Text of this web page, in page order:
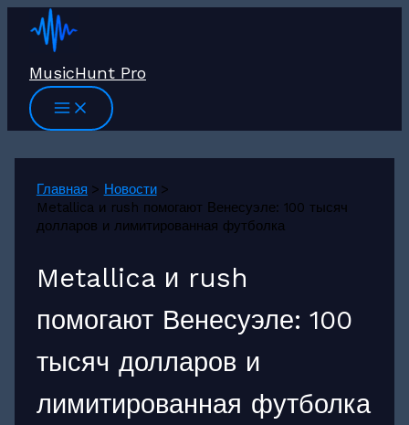
Перейти
MusicHunt Pro
Главная
Новости
Metallica и rush помогают Венесуэле: 100 тысяч
долларов и лимитированная футболка
Metallica и rush
помогают Венесуэле: 100
тысяч долларов и
лимитированная футболка